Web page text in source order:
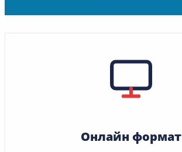
Онлайн формат